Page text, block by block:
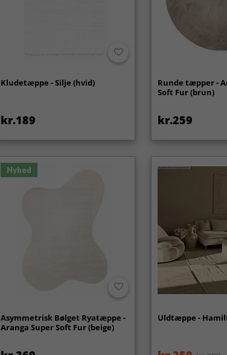
Kludetæppe - Silje (hvid)
kr.189
Runde tæpper -
Soft Fur (brun)
kr.259
Nyhed
Asymmetrisk Bølget Ryatæppe -
Aranga Super Soft Fur (beige)
Uldtæppe -